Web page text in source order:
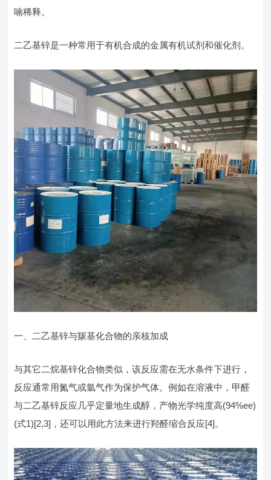
喃稀释。
二乙基锌是一种常用于有机合成的金属有机试剂和催化剂。
一、二乙基锌与羰基化合物的亲核加成
与其它二烷基锌化合物类似，该反应需在无水条件下进行，
反应通常用氮气或氩气作为保护气体。例如在溶液中，甲醛
与二乙基锌反应几乎定量地生成醇，产物光学纯度高(94%ee)
(式1)[2,3]，还可以用此方法来进行羟醛缩合反应[4]。